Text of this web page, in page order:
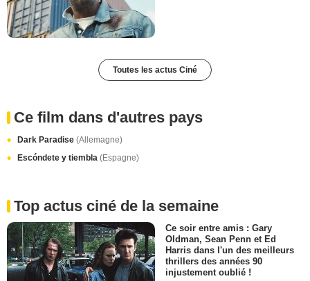
Toutes les actus Ciné
Ce film dans d'autres pays
Dark Paradise (Allemagne)
Escóndete y tiembla (Espagne)
Top actus ciné de la semaine
Ce soir entre amis : Gary
Oldman, Sean Penn et Ed
Harris dans l'un des meilleurs
thrillers des années 90
injustement oublié !